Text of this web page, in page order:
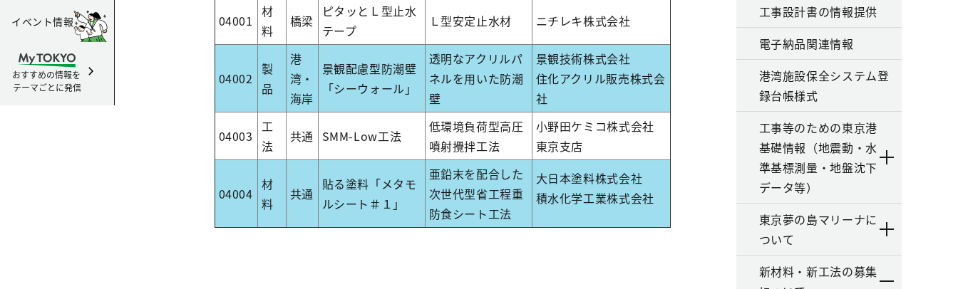
イベント情報
おすすめの情報を
テーマごとに発信
04001
材
料
橋梁
ピタッとＬ型止水
テープ
Ｌ型安定止水材 ニチレキ株式会社
04002
製
品
港
湾・
海岸
景観配慮型防潮壁
「シーウォール」
透明なアクリルパ
ネルを用いた防潮
壁
景観技術株式会社
住化アクリル販売株式会
社
04003
工
法
共通 SMM-Low工法
低環境負荷型高圧
噴射攪拌工法
小野田ケミコ株式会社
東京支店
04004
材
料
共通
貼る塗料「メタモ
ルシート＃１」
亜鉛末を配合した
次世代型省工程重
防食シート工法
大日本塗料株式会社
積水化学工業株式会社
工事設計書の情報提供
電子納品関連情報
港湾施設保全システム登
録台帳様式
工事等のための東京港
基礎情報（地震動・水
準基標測量・地盤沈下
データ等）
東京夢の島マリーナに
ついて
新材料・新工法の募集